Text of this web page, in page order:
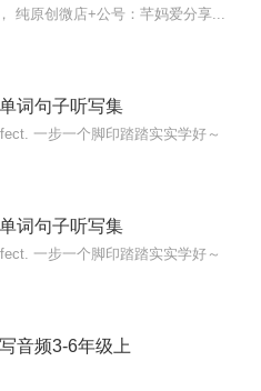
纯原创微店+公号：芊妈爱分享...
词句子听写集
一步一个脚印踏踏实实学好～
词句子听写集
一步一个脚印踏踏实实学好～
音频3-6年级上